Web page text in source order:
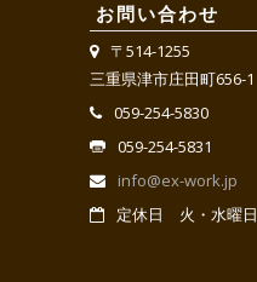
お問い合わせ
〒514-1255
三重県津市庄田町656-1
059-254-5830
059-254-5831
info@ex-work.jp
定休日 火・水曜日